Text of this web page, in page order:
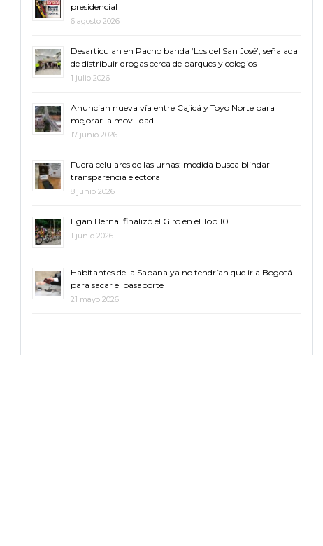
presidencial
6 agosto 2026
Desarticulan en Pacho banda ‘Los del San José’, señalada
de distribuir drogas cerca de parques y colegios
1 julio 2026
Anuncian nueva vía entre Cajicá y Toyo Norte para
mejorar la movilidad
17 junio 2026
Fuera celulares de las urnas: medida busca blindar
transparencia electoral
8 junio 2026
Egan Bernal finalizó el Giro en el Top 10
1 junio 2026
Habitantes de la Sabana ya no tendrían que ir a Bogotá
para sacar el pasaporte
21 mayo 2026